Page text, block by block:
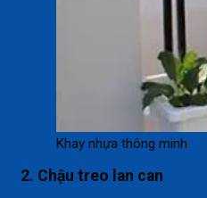
Khay nhựa thông minh
2. Chậu treo lan can